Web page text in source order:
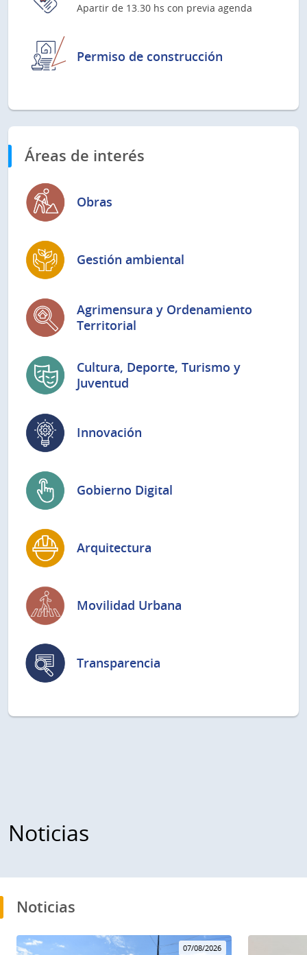
Apartir de 13.30 hs con previa agenda
Permiso de construcción
Áreas de interés
Obras
Gestión ambiental
Agrimensura y Ordenamiento
Territorial
Cultura, Deporte, Turismo y
Juventud
Innovación
Gobierno Digital
Arquitectura
Movilidad Urbana
Transparencia
Noticias
Noticias
07/08/2026